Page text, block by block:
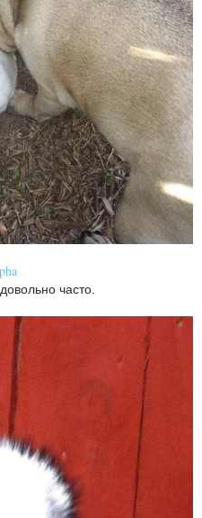
часто.